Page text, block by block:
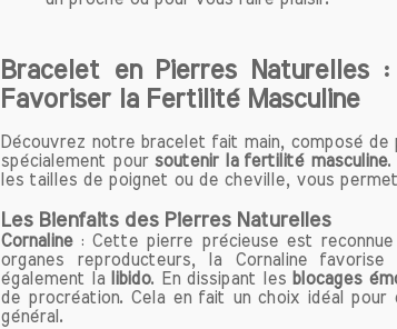
rouge profond, en passant
de cornaline se trouvent en
Tchèque.
de dioxyde de silicium
d'impuretés de fer. Cette
l'échelle de Mohs, ce qui la
Les Vertus de la Cornaline
1. Énergie et Vitalité
Bracelet en Pierres Naturelles
Favoriser la Fertilité Masculine
Découvrez notre bracelet fait main, composé
spécialement pour soutenir la fertilité masculine.
les tailles de poignet ou de cheville, vous
Les Bienfaits des Pierres Naturelles
Cornaline: Cette pierre précieuse est reconnue
organes reproducteurs, la Cornaline
également lalibido. En dissipant lesblocages
de procréation. Cela en fait un choix idéal
général.